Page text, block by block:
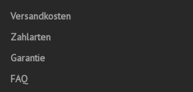
Versandkosten
Zahlarten
Garantie
FAQ